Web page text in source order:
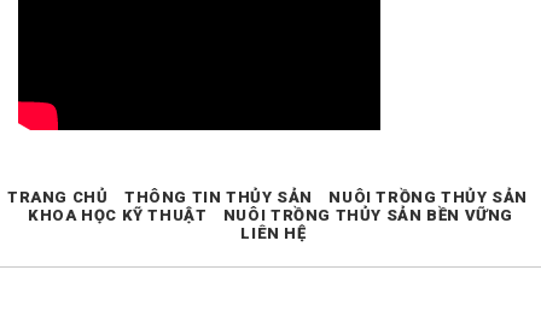
TRANG CHỦ THÔNG TIN THỦY SẢN
NUÔI TRỒNG THỦY SẢN
KHOA HỌC KỸ THUẬT
NUÔI TRỒNG THỦY SẢN BỀN VỮNG
LIÊN HỆ